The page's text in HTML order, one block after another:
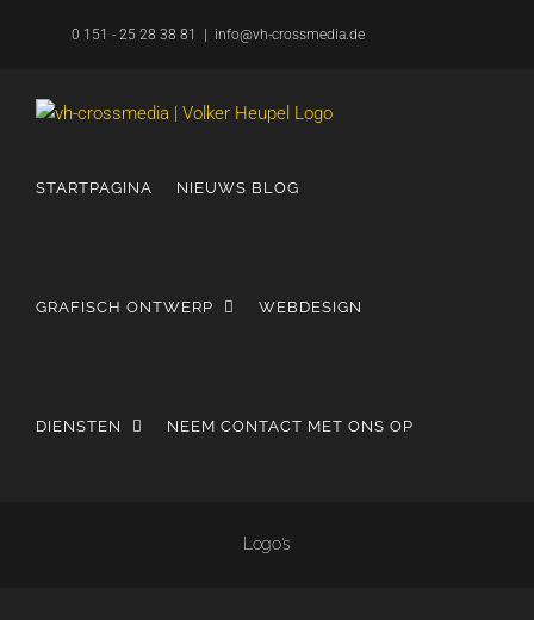
0 151 - 25 28 38 81 info@vh-crossmedia.de
STARTPAGINA NIEUWS BLOG
GRAFISCH ONTWERP WEBDESIGN
DIENSTEN NEEM CONTACT MET ONS OP
Logo's